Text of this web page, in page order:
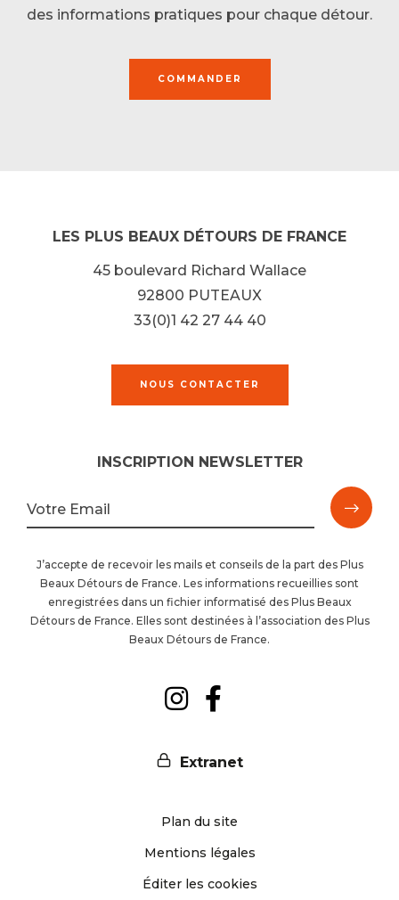
des informations pratiques pour chaque détour.
COMMANDER
LES PLUS BEAUX DÉTOURS DE FRANCE
45 boulevard Richard Wallace
92800 PUTEAUX
33(0)1 42 27 44 40
NOUS CONTACTER
INSCRIPTION NEWSLETTER
Votre Email
la
J’accepte de recevoir les mails et conseils de la part des Plus
Beaux Détours de France. Les informations recueillies sont
enregistrées dans un fichier informatisé des Plus Beaux
Détours de France. Elles sont destinées à l’association des Plus
Beaux Détours de France.
Suivez-
Instagram
Suivez-
Facebook
Extranet
Plan du site
Mentions légales
Éditer les cookies